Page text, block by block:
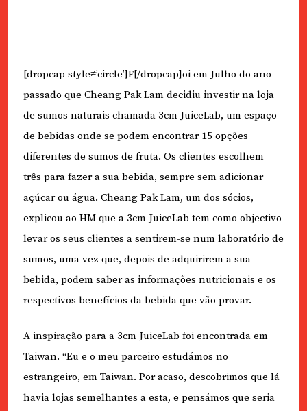
[dropcap style≠’circle’]F[/dropcap]oi em Julho do ano
passado que Cheang Pak Lam decidiu investir na loja
de sumos naturais chamada 3cm JuiceLab, um espaço
de bebidas onde se podem encontrar 15 opções
diferentes de sumos de fruta. Os clientes escolhem
três para fazer a sua bebida, sempre sem adicionar
açúcar ou água. Cheang Pak Lam, um dos sócios,
explicou ao HM que a 3cm JuiceLab tem como objectivo
levar os seus clientes a sentirem-se num laboratório de
sumos, uma vez que, depois de adquirirem a sua
bebida, podem saber as informações nutricionais e os
respectivos benefícios da bebida que vão provar.
A inspiração para a 3cm JuiceLab foi encontrada em
Taiwan. “Eu e o meu parceiro estudámos no
estrangeiro, em Taiwan. Por acaso, descobrimos que lá
havia lojas semelhantes a esta, e pensámos que seria